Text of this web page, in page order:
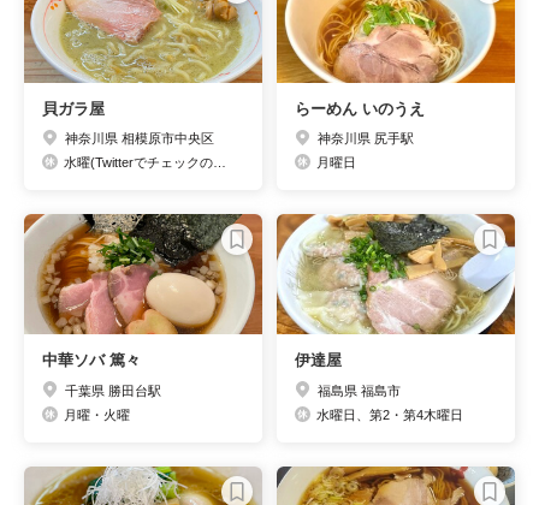
貝ガラ屋
神奈川県 相模原市中央区
らーめん いのうえ
神奈川県 尻手駅
月曜日
中華ソバ 篤々
千葉県 勝田台駅
月曜・火曜
伊達屋
福島県 福島市
水曜日、第2・第4木曜日